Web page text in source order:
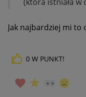
Jak najbardziej mi to
0 W PUNKT!